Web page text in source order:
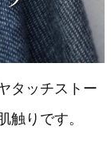
タッチストー
触りです。